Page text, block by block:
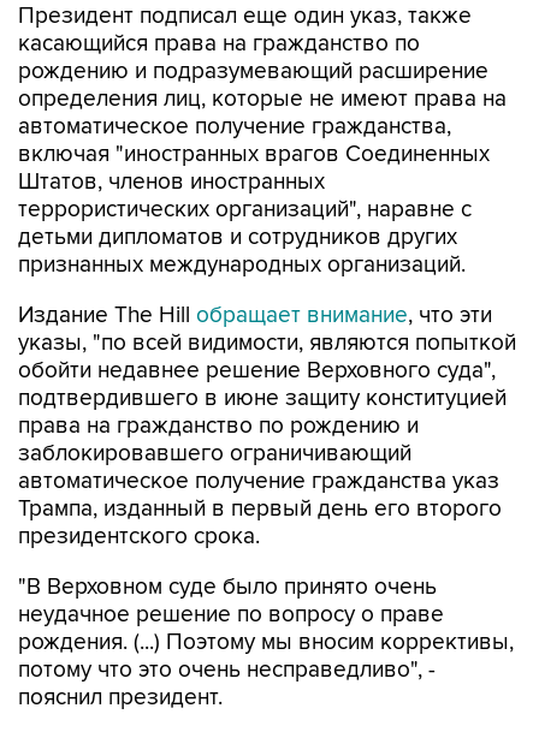
Президент подписал еще один указ, также
касающийся права на гражданство по
рождению и подразумевающий расширение
определения лиц, которые не имеют права на
автоматическое получение гражданства,
включая "иностранных врагов Соединенных
Штатов, членов иностранных
террористических организаций", наравне с
детьми дипломатов и сотрудников других
признанных международных организаций.
Издание The Hill обращает внимание, что эти
указы, "по всей видимости, являются попыткой
обойти недавнее решение Верховного суда",
подтвердившего в июне защиту конституцией
права на гражданство по рождению и
заблокировавшего ограничивающий
автоматическое получение гражданства указ
Трампа, изданный в первый день его второго
президентского срока.
"В Верховном суде было принято очень
неудачное решение по вопросу о праве
рождения. (...) Поэтому мы вносим коррективы,
потому что это очень несправедливо", -
пояснил президент.